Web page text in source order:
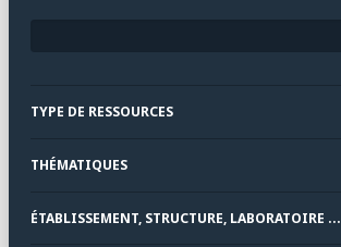
TYPE DE RESSOURCES
THÉMATIQUES
ÉTABLISSEMENT, STRUCTURE, LABORATOIRE ...